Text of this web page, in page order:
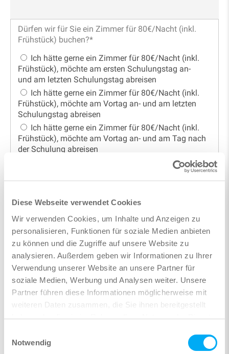
Diese Webseite verwendet Cookies
Wir verwenden Cookies, um Inhalte und Anzeigen zu
personalisieren, Funktionen für soziale Medien anbieten
zu können und die Zugriffe auf unsere Website zu
analysieren. Außerdem geben wir Informationen zu Ihrer
Verwendung unserer Website an unsere Partner für
soziale Medien, Werbung und Analysen weiter. Unsere
Partner führen diese Informationen möglicherweise mit
weiteren Daten zusammen, die Sie ihnen bereitgestellt
haben oder die sie im Rahmen Ihrer Nutzung der Dienste
Notwendig
Dürfen wir für Sie ein Zimmer für 80€/Nacht (inkl.
Frühstück) buchen?*
Frühstück), möchte am ersten Schulungstag an-
und am letzten Schulungstag abreisen
Frühstück), möchte am Vortag an- und am letzten
Schulungstag abreisen
Frühstück), möchte am Vortag an- und am Tag nach
der Schulung abreisen
Rechnungsadresse